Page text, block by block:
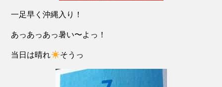
一足早く沖縄入り！
あっあっあっ暑い〜よっ！
当日は晴れ そうっ